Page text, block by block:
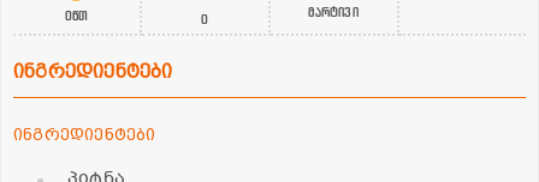
0წთ 0 მარტივი
ინგრედიენტები
ინგრედიენტები